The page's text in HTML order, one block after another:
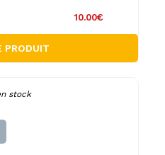
10.00€
PRODUIT
stock